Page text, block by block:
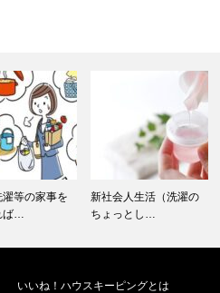
等の家事を
ば…
新社会人生活（洗濯の
ちょっとし…
いいね！ハウスキーピングとは